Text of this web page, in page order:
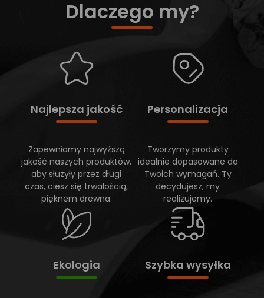
Dlaczego my?
Najlepsza jakość
Zapewniamy najwyższą
jakość naszych produktów,
aby służyły przez długi
czas, ciesz się trwałością,
pięknem drewna.
Personalizacja
Tworzymy produkty
idealnie dopasowane do
Twoich wymagań. Ty
decydujesz, my
realizujemy.
Ekologia Szybka wysyłka